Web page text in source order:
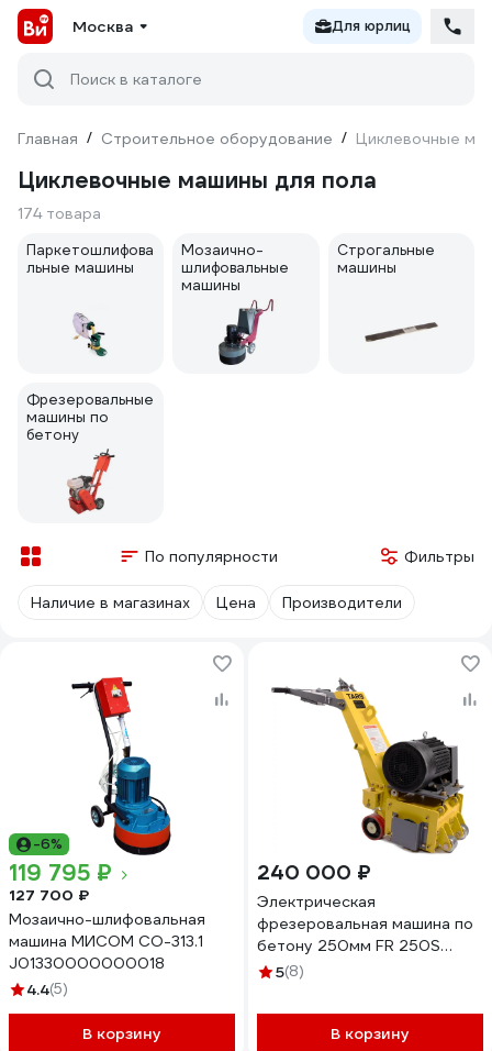
Москва Для юрлиц
Поиск в каталоге
Главная / Строительное оборудование / Циклевочные
Циклевочные машины для пола
174 товара
Паркетошлифова
льные машины
Мозаично-
шлифовальные
машины
Строгальные
машины
Фрезеровальные
машины по
бетону
По популярности Фильтры
Наличие в магазинах Цена Производители
-6%
119 795 ₽
127 700 ₽
Мозаично-шлифовальная
машина МИСОМ СО-313.1
J01330000000018
4.4(5)
В корзину
240 000 ₽
Электрическая
фрезеровальная машина по
бетону 250мм FR 250S
TARS Q-FR250S
5(8)
В корзину